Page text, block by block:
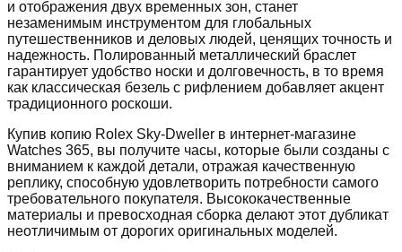
и отображения двух временных зон, станет
незаменимым инструментом для глобальных
путешественников и деловых людей, ценящих точность и
надежность. Полированный металлический браслет
гарантирует удобство носки и долговечность, в то время
как классическая безель с рифлением добавляет акцент
традиционного роскоши.
Купив копию Rolex Sky-Dweller в интернет-магазине
Watches 365, вы получите часы, которые были созданы с
вниманием к каждой детали, отражая качественную
реплику, способную удовлетворить потребности самого
требовательного покупателя. Высококачественные
материалы и превосходная сборка делают этот дубликат
неотличимым от дорогих оригинальных моделей.